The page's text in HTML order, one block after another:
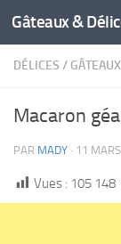
Gâteaux &
DÉLICES / GÂTEAUX
Macaron
PAR MADY · 11
Vues : 105 148